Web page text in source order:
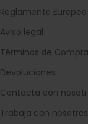
Reglamento
Aviso legal
Términos de Compra
Devoluciones
Contacta con
Trabaja con nosotros